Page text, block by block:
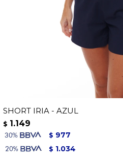
SHORT IRIA - AZUL
$ 1.149
$ 977
$ 1.034